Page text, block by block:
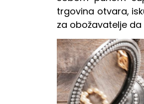
trgovina otvara,
za obožavatelje